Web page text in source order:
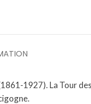
1927). La Tour